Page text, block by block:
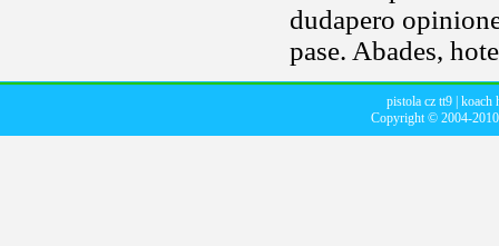
dudapero
pase. Abades,
pistola cz tt9 koach
Copyright © 2004-